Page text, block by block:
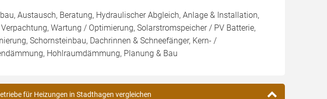
Austausch, Beratung, Hydraulischer Abgleich, Anlage & Installation,
Wartung / Optimierung, Solarstromspeicher / PV Batterie,
Schornsteinbau, Dachrinnen & Schneefänger, Kern- /
Hohlraumdämmung, Planung & Bau
für Heizungen in Stadthagen vergleichen